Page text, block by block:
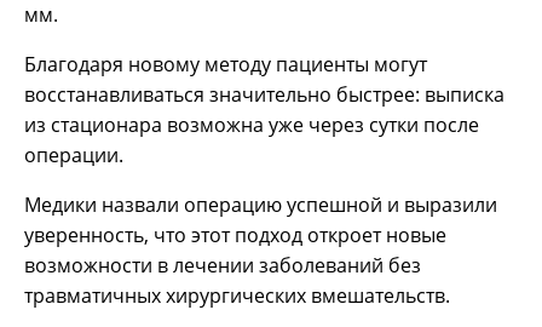
мм.
Благодаря новому методу пациенты могут
восстанавливаться значительно быстрее: выписка
из стационара возможна уже через сутки после
операции.
Медики назвали операцию успешной и выразили
уверенность, что этот подход откроет новые
возможности в лечении заболеваний без
травматичных хирургических вмешательств.